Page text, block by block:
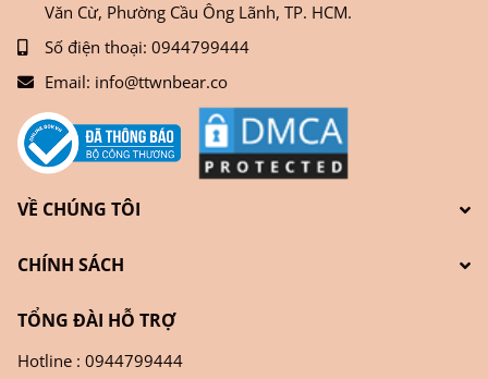
Văn Cừ, Phường Cầu Ông Lãnh, TP. HCM.
Số điện thoại: 0944799444
Email: info@ttwnbear.co
VỀ CHÚNG TÔI
CHÍNH SÁCH
TỔNG ĐÀI HỖ TRỢ
Hotline : 0944799444